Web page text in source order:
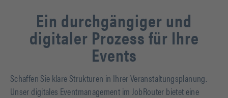
Ein durchgängiger und
digitaler Prozess für Ihre
Events
Schaffen Sie klare Strukturen in Ihrer Veranstaltungsplanung.
Unser digitales Eventmanagement im JobRouter bietet eine